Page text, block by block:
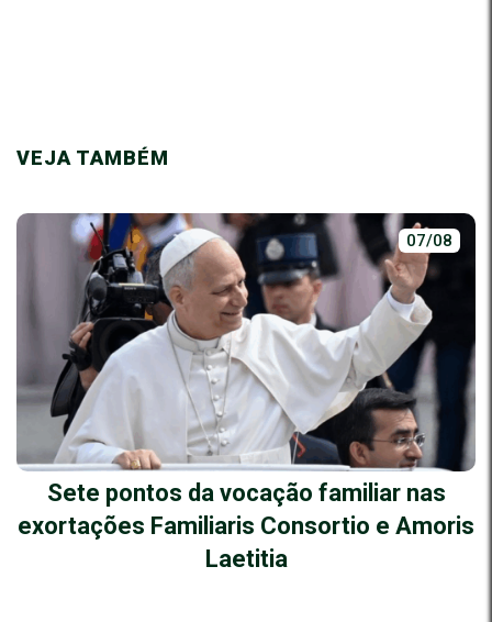
VEJA TAMBÉM
07/08
Sete pontos da vocação familiar nas
exortações Familiaris Consortio e Amoris
Laetitia